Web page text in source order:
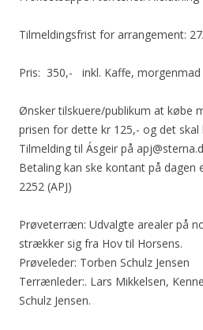
Tilmeldingsfrist for arrangement:
Pris: 350,- inkl. Kaffe,
Ønsker tilskuere/publikum at købe
prisen for dette kr 125,- og det
Tilmelding til Ásgeir på
Betaling kan ske kontant på dagen
2252 (APJ)
Prøveterræn: Udvalgte arealer på
strækker sig fra Hov til Horsens.
Prøveleder: Torben Schulz Jensen
Terrænleder:. Lars Mikkelsen,
Schulz Jensen.